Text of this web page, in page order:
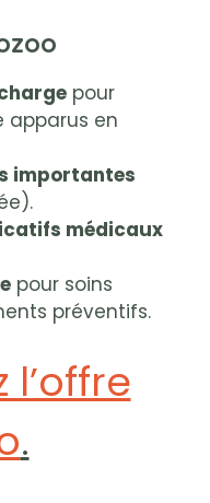
pour
apparus en
importantes
médicaux
pour soins
préventifs.
l’offre
.